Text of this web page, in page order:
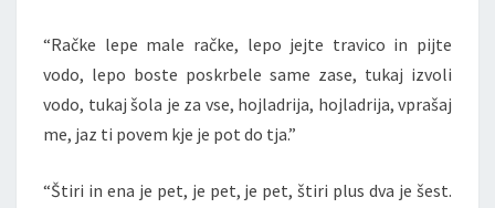
“Račke lepe male račke, lepo jejte travico in pijte
vodo, lepo boste poskrbele same zase, tukaj izvoli
vodo, tukaj šola je za vse, hojladrija, hojladrija, vprašaj
me, jaz ti povem kje je pot do tja.”
“Štiri in ena je pet, je pet, je pet, štiri plus dva je šest.